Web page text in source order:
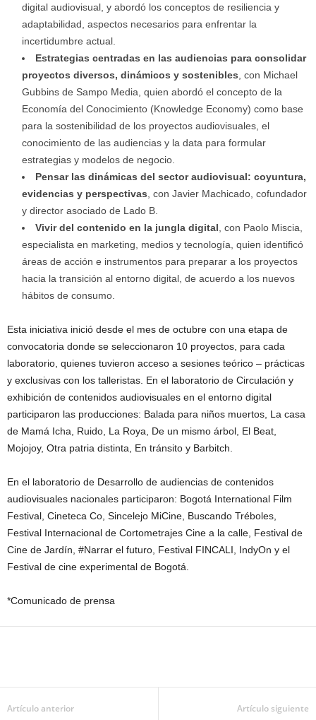
digital audiovisual, y abordó los conceptos de resiliencia y
adaptabilidad, aspectos necesarios para enfrentar la
incertidumbre actual.
Estrategias centradas en las audiencias para consolidar
proyectos diversos, dinámicos y sostenibles , con Michael
Gubbins de Sampo Media, quien abordó el concepto de la
Economía del Conocimiento (Knowledge Economy) como base
para la sostenibilidad de los proyectos audiovisuales, el
conocimiento de las audiencias y la data para formular
estrategias y modelos de negocio.
Pensar las dinámicas del sector audiovisual: coyuntura,
evidencias y perspectivas , con Javier Machicado, cofundador
y director asociado de Lado B.
Vivir del contenido en la jungla digital , con Paolo Miscia,
especialista en marketing, medios y tecnología, quien identificó
áreas de acción e instrumentos para preparar a los proyectos
hacia la transición al entorno digital, de acuerdo a los nuevos
hábitos de consumo.
Esta iniciativa inició desde el mes de octubre con una etapa de
convocatoria donde se seleccionaron 10 proyectos, para cada
laboratorio, quienes tuvieron acceso a sesiones teórico – prácticas
y exclusivas con los talleristas. En el laboratorio de Circulación y
exhibición de contenidos audiovisuales en el entorno digital
participaron las producciones: Balada para niños muertos, La casa
de Mamá Icha, Ruido, La Roya, De un mismo árbol, El Beat,
Mojojoy, Otra patria distinta, En tránsito y Barbitch.
En el laboratorio de Desarrollo de audiencias de contenidos
audiovisuales nacionales participaron: Bogotá International Film
Festival, Cineteca Co, Sincelejo MiCine, Buscando Tréboles,
Festival Internacional de Cortometrajes Cine a la calle, Festival de
Cine de Jardín, #Narrar el futuro, Festival FINCALI, IndyOn y el
Festival de cine experimental de Bogotá.
*Comunicado de prensa
Artículo anterior Artículo siguiente